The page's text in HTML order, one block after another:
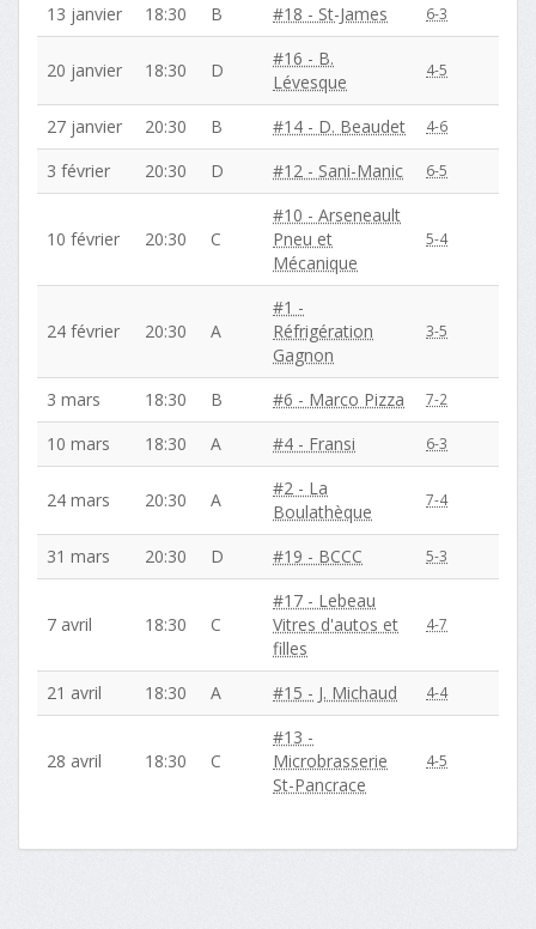
13 janvier 18:30 B #18 - St-James 6-3
20 janvier 18:30 D
#16 - B.
Lévesque
4-5
27 janvier 20:30 B #14 - D. Beaudet 4-6
3 février 20:30 D #12 - Sani-Manic 6-5
10 février 20:30 C
#10 - Arseneault
Pneu et
Mécanique
5-4
24 février 20:30 A
#1 -
Réfrigération
Gagnon
3-5
3 mars 18:30 B #6 - Marco Pizza 7-2
10 mars 18:30 A #4 - Fransi 6-3
24 mars 20:30 A
#2 - La
Boulathèque
7-4
31 mars 20:30 D #19 - BCCC 5-3
7 avril 18:30 C
#17 - Lebeau
Vitres d'autos et
filles
4-7
21 avril 18:30 A #15 - J. Michaud 4-4
28 avril 18:30 C
#13 -
Microbrasserie
St-Pancrace
4-5